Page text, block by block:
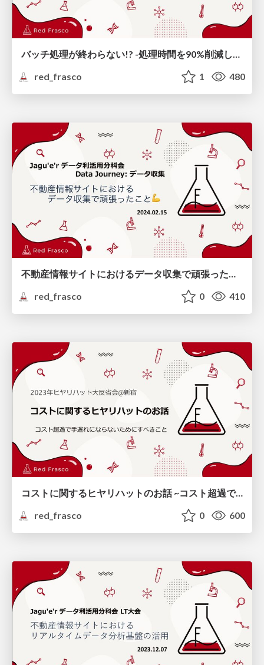
バッチ処理が終わらない!? -処理時間を90%削減した話-
red_frasco
1 480
red_frasco
0 410
コストに関するヒヤリハットのお話 ~コスト超過で手遅れにならないためにすべきこと~
red_frasco
0 600